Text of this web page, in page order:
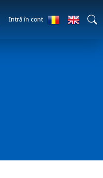
Intră în cont